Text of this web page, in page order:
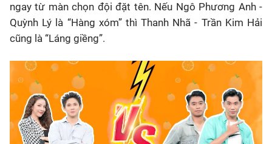
ngay từ màn chọn đội đặt tên. Nếu Ngô Phương Anh -
Quỳnh Lý là “Hàng xóm” thì Thanh Nhã - Trần Kim Hải
cũng là “Láng giềng”.